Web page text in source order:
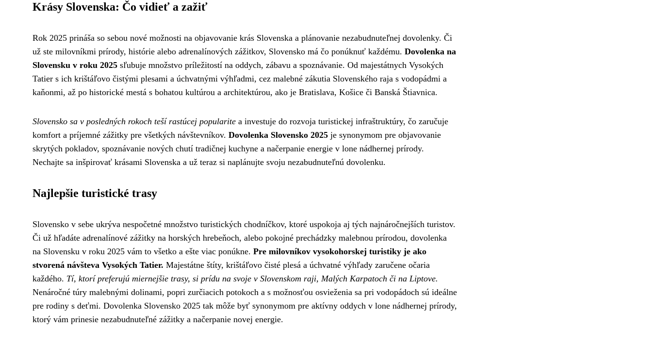
Krásy Slovenska: Čo vidieť a zažiť
Rok 2025 prináša so sebou nové možnosti na objavovanie krás Slovenska a plánovanie nezabudnuteľnej dovolenky. Či
už ste milovníkmi prírody, histórie alebo adrenalínových zážitkov, Slovensko má čo ponúknuť každému. Dovolenka na
Slovensku v roku 2025 sľubuje množstvo príležitostí na oddych, zábavu a spoznávanie. Od majestátnych Vysokých
Tatier s ich krištáľovo čistými plesami a úchvatnými výhľadmi, cez malebné zákutia Slovenského raja s vodopádmi a
kaňonmi, až po historické mestá s bohatou kultúrou a architektúrou, ako je Bratislava, Košice či Banská Štiavnica.
Slovensko sa v posledných rokoch teší rastúcej popularite a investuje do rozvoja turistickej infraštruktúry, čo zaručuje
komfort a príjemné zážitky pre všetkých návštevníkov. Dovolenka Slovensko 2025 je synonymom pre objavovanie
skrytých pokladov, spoznávanie nových chutí tradičnej kuchyne a načerpanie energie v lone nádhernej prírody.
Nechajte sa inšpirovať krásami Slovenska a už teraz si naplánujte svoju nezabudnuteľnú dovolenku.
Najlepšie turistické trasy
Slovensko v sebe ukrýva nespočetné množstvo turistických chodníčkov, ktoré uspokoja aj tých najnáročnejších turistov.
Či už hľadáte adrenalínové zážitky na horských hrebeňoch, alebo pokojné prechádzky malebnou prírodou, dovolenka
na Slovensku v roku 2025 vám to všetko a ešte viac ponúkne. Pre milovníkov vysokohorskej turistiky je ako
stvorená návšteva Vysokých Tatier. Majestátne štíty, krištáľovo čisté plesá a úchvatné výhľady zaručene očaria
každého. Tí, ktorí preferujú miernejšie trasy, si prídu na svoje v Slovenskom raji, Malých Karpatoch či na Liptove.
Nenáročné túry malebnými dolinami, popri zurčiacich potokoch a s možnosťou osvieženia sa pri vodopádoch sú ideálne
pre rodiny s deťmi. Dovolenka Slovensko 2025 tak môže byť synonymom pre aktívny oddych v lone nádhernej prírody,
ktorý vám prinesie nezabudnuteľné zážitky a načerpanie novej energie.